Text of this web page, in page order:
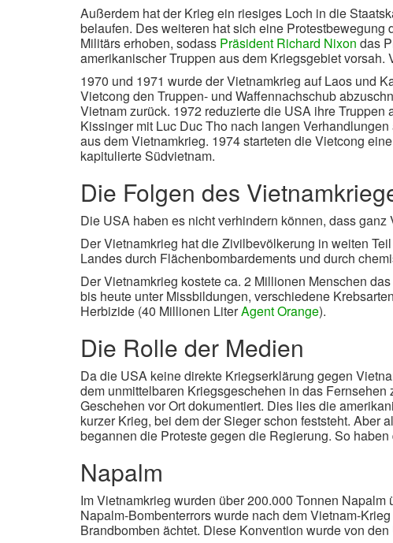
Außerdem hat der Krieg ein riesiges Loch in die
belaufen. Des weiteren hat sich eine
Militärs erhoben, sodass Präsident Richard Nixon das
amerikanischer Truppen aus dem Kriegsgebiet vorsah.
1970 und 1971 wurde der Vietnamkrieg auf Laos und
Vietcong den Truppen- und Waffennachschub
Vietnam zurück. 1972 reduzierte die USA ihre
Kissinger mit Luc Duc Tho nach langen
aus dem Vietnamkrieg. 1974 starteten die Vietcong
kapitulierte Südvietnam.
Die Folgen des
Die USA haben es nicht verhindern können, dass
Der Vietnamkrieg hat die Zivilbevölkerung in weiten
Landes durch Flächenbombardements und durch
Der Vietnamkrieg kostete ca. 2 Millionen Menschen
bis heute unter Missbildungen, verschiedene
Herbizide (40 Millionen LiterAgent Orange).
Die Rolle der Medien
Da die USA keine direkte Kriegserklärung gegen
dem unmittelbaren Kriegsgeschehen in das
Geschehen vor Ort dokumentiert. Dies lies die
kurzer Krieg, bei dem der Sieger schon feststeht. Aber
begannen die Proteste gegen die Regierung. So
Napalm
Im Vietnamkrieg wurden über 200.000 Tonnen
Napalm-Bombenterrors wurde nach dem Vietnam-
Brandbomben ächtet. Diese Konvention wurde von